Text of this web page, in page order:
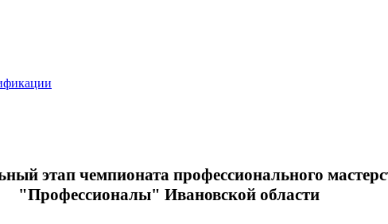
этап чемпионата профессионального
"Профессионалы" Ивановской области